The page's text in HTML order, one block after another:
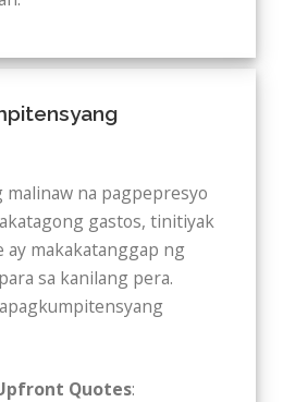
na pagpepresyo
gastos, tinitiyak
ay makakatanggap ng
sa kanilang pera.
Quotes: